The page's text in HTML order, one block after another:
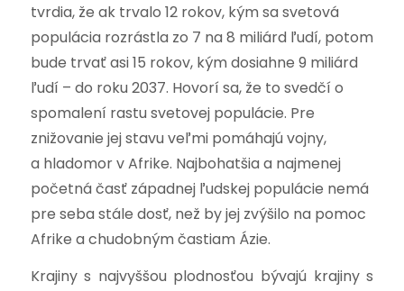
tvrdia, že ak trvalo 12 rokov, kým sa svetová
populácia rozrástla zo 7 na 8 miliárd ľudí, potom
bude trvať asi 15 rokov, kým dosiahne 9 miliárd
ľudí – do roku 2037. Hovorí sa, že to svedčí o
spomalení rastu svetovej populácie. Pre
znižovanie jej stavu veľmi pomáhajú vojny,
a hladomor v Afrike. Najbohatšia a najmenej
početná časť západnej ľudskej populácie nemá
pre seba stále dosť, než by jej zvýšilo na pomoc
Afrike a chudobným častiam Ázie.
Krajiny s najvyššou plodnosťou bývajú krajiny s